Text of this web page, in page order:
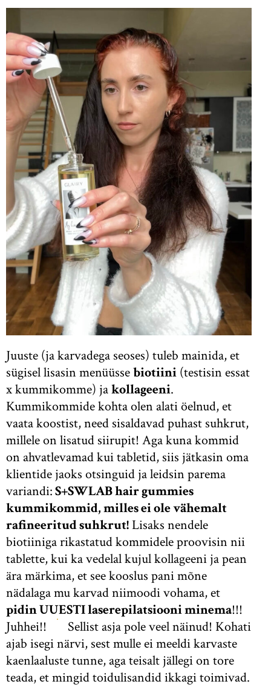
Juuste (ja karvadega seoses) tuleb mainida, et
sügisel lisasin menüüssebiotiini (testisin essat
x kummikomme) jakollageeni.
Kummikommide kohta olen alati öelnud, et
vaata koostist, need sisaldavad puhast suhkrut,
millele on lisatud siirupit! Aga kuna kommid
on ahvatlevamad kui tabletid, siis jätkasin oma
klientide jaoks otsinguid ja leidsin parema
variandi:S+SWLAB hair gummies
kummikommid, milles ei ole vähemalt
rafineeritud suhkrut!Lisaks nendele
biotiiniga rikastatud kommidele proovisin nii
tablette, kui ka vedelal kujul kollageeni ja pean
ära märkima, et see kooslus pani mõne
nädalaga mu karvad niimoodi vohama, et
pidin UUESTI laserepilatsiooni minema!!!
Juhhei!!
Sellist asja pole veel näinud! Kohati
ajab isegi närvi, sest mulle ei meeldi karvaste
kaenlaaluste tunne, aga teisalt jällegi on tore
teada, et mingid toidulisandid ikkagi toimivad.